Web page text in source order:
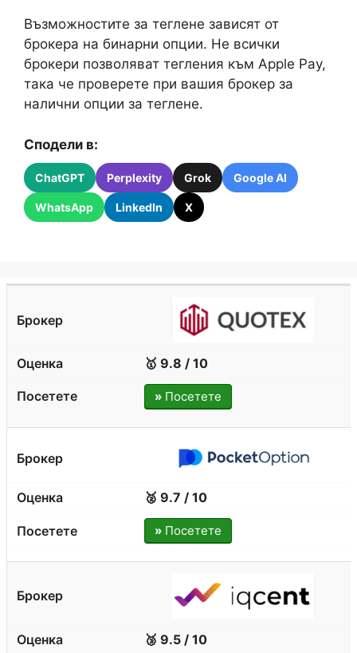
Възможностите за теглене зависят от
брокера на бинарни опции. Не всички
брокери позволяват тегления към Apple Pay,
така че проверете при вашия брокер за
налични опции за теглене.
Сподели в:
ChatGPT Perplexity Grok Google AI
WhatsApp LinkedIn X
🥇 9.8 / 10
»Посетете
🥈 9.7 / 10
»Посетете
🥉 9.5 / 10